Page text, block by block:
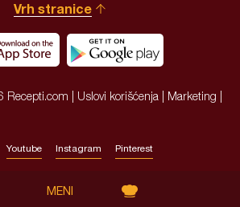
Vrh stranice
| Uslovi korišćenja Marketing
Youtube Instagram Pinterest